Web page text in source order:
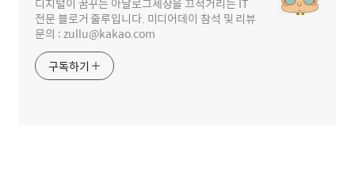
전문 블로거 줄루입니다. 미디어데이 참석 및 리뷰
문의 : zullu@kakao.com
구독하기